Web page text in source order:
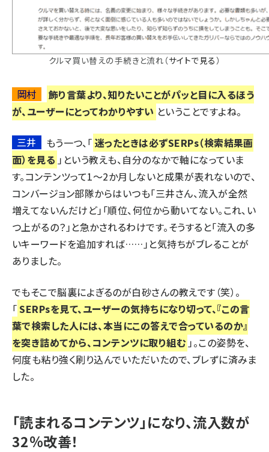
クルマ買い替えの手続きと流れ （サイトで見る）
岡村
飾り言葉より、知りたいことがパッと目に入るほう
が、ユーザーにとってわかりやすい ということですよね。
三井 もう一つ、「 迷ったときは必ずSERPs（検索結果画
面）を見る 」という教えも、自分のなかで軸になっていま
す。コンテンツって1～2か月しないと成果が表れないので、
コンバージョン部隊からはいつも「三井さん、流入が全然
増えてないんだけど」「順位、何位から動いてない。これ、い
つ上がるの？」と急かされるわけです。そうすると「流入の多
いキーワードを追加すれば……」と気持ちがブレることが
ありました。
でもそこで脳裏によぎるのが白砂さんの教えです（笑）。
「SERPsを見て、ユーザーの気持ちになり切って、『この言
葉で検索した人には、本当にこの答えで合っているのか』
を突き詰めてから、コンテンツに取り組む」。この姿勢を、
何度も粘り強く刷り込んでいただいたので、ブレずに済みま
した。
「読まれるコンテンツ」になり、流入数が
32％改善！